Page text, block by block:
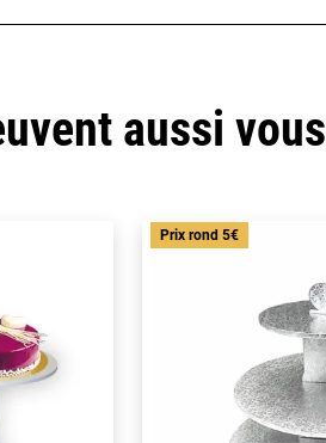
aussi
Prix rond 5€